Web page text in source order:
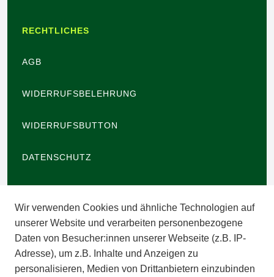
RECHTLICHES
AGB
WIDERRUFSBELEHRUNG
WIDERRUFSBUTTON
DATENSCHUTZ
IMPRESSUM
INFORMATIONEN
Wir verwenden Cookies und ähnliche Technologien auf
unserer Website und verarbeiten personenbezogene
Daten von Besucher:innen unserer Webseite (z.B. IP-
Adresse), um z.B. Inhalte und Anzeigen zu
personalisieren, Medien von Drittanbietern einzubinden